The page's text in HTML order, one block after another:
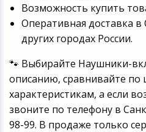
Возможность купить
Оперативная доставка в
других городах России.
🐾 Выбирайте Наушники-
описанию, сравнивайте по
характеристикам, а если
звоните по телефону в
98-99. В продаже только